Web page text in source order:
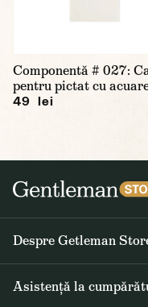
Componentă # 027:
pentru pictat cu
49 lei
Despre Getleman
Asistență la